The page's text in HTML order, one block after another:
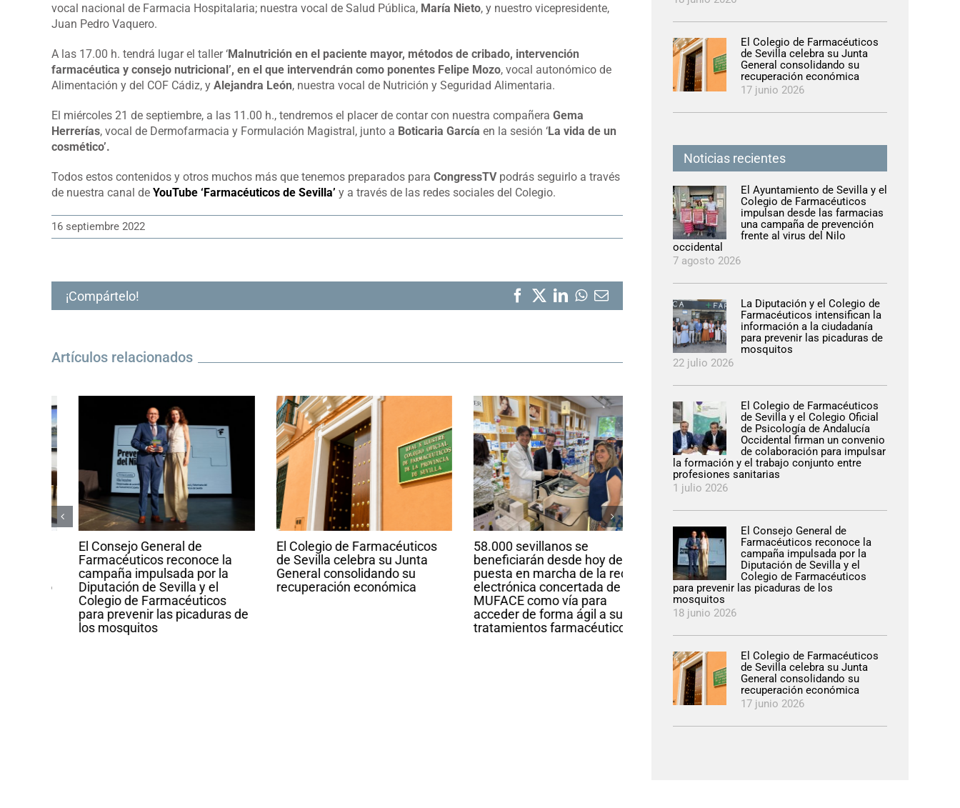
vocal nacional de Farmacia Hospitalaria; nuestra vocal de Salud Pública, María Nieto, y nuestro vicepresidente,
Juan Pedro Vaquero.
A las 17.00 h. tendrá lugar el taller ‘Malnutrición en el paciente mayor, métodos de cribado, intervención
farmacéutica y consejo nutricional’, en el que intervendrán como ponentes Felipe Mozo, vocal autonómico de
Alimentación y del COF Cádiz, y Alejandra León, nuestra vocal de Nutrición y Seguridad Alimentaria.
El miércoles 21 de septiembre, a las 11.00 h., tendremos el placer de contar con nuestra compañera Gema
Herrerías, vocal de Dermofarmacia y Formulación Magistral, junto a Boticaria García en la sesión ‘La vida de un
cosmético’.
Todos estos contenidos y otros muchos más que tenemos preparados para CongressTVpodrás seguirlo a través
de nuestra canal de YouTube ‘Farmacéuticos de Sevilla’ y a través de las redes sociales del Colegio.
16 septiembre 2022
¡Compártelo! Facebook
X LinkedIn
WhatsApp
Correo
electrónico
Artículos relacionados
El Consejo General de
Farmacéuticos reconoce la
campaña impulsada por la
Diputación de Sevilla y el
Colegio de Farmacéuticos
para prevenir las picaduras de
los mosquitos
El Colegio de Farmacéuticos
de Sevilla celebra su Junta
General consolidando su
recuperación económica
58.000 sevillanos se
beneficiarán desde hoy de la
puesta en marcha de la receta
electrónica concertada de
MUFACE como vía para
acceder de forma ágil a sus
tratamientos farmacéuticos
El Ayuntamiento de Sevilla y el
Colegio de Farmacéuticos
impulsan desde las farmacias
una campaña de prevención
frente al virus del Nilo
occidental
La Diputación y el
Farmacéuticos
información a la
El Colegio de Farmacéuticos
de Sevilla celebra su Junta
General consolidando su
recuperación económica
17 junio 2026
Noticias recientes
El Ayuntamiento de Sevilla y el
Colegio de Farmacéuticos
impulsan desde las farmacias
una campaña de prevención
frente al virus del Nilo
occidental
7 agosto 2026
La Diputación y el Colegio de
Farmacéuticos intensifican la
información a la ciudadanía
para prevenir las picaduras de
mosquitos
22 julio 2026
El Colegio de Farmacéuticos
de Sevilla y el Colegio Oficial
de Psicología de Andalucía
Occidental firman un convenio
de colaboración para impulsar
la formación y el trabajo conjunto entre
profesiones sanitarias
1 julio 2026
El Consejo General de
Farmacéuticos reconoce la
campaña impulsada por la
Diputación de Sevilla y el
Colegio de Farmacéuticos
para prevenir las picaduras de los
mosquitos
18 junio 2026
El Colegio de Farmacéuticos
de Sevilla celebra su Junta
General consolidando su
recuperación económica
17 junio 2026